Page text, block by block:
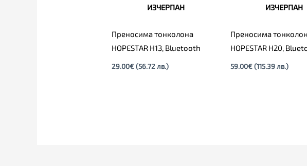
ИЗЧЕРПАН
Преносима тонколона
HOPESTAR H13, Bluetooth
29.00€(56.72 лв.)
ИЗЧЕРПАН
Преносима
HOPESTAR H20,
59.00€ (115.39 лв.)